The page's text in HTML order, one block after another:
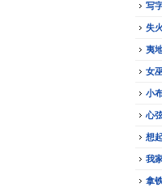
写
失
夷
女
小
心
想
我
拿